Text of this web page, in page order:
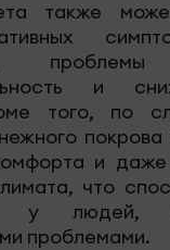
также
и
того, по
и
что
у людей,
проблемами.